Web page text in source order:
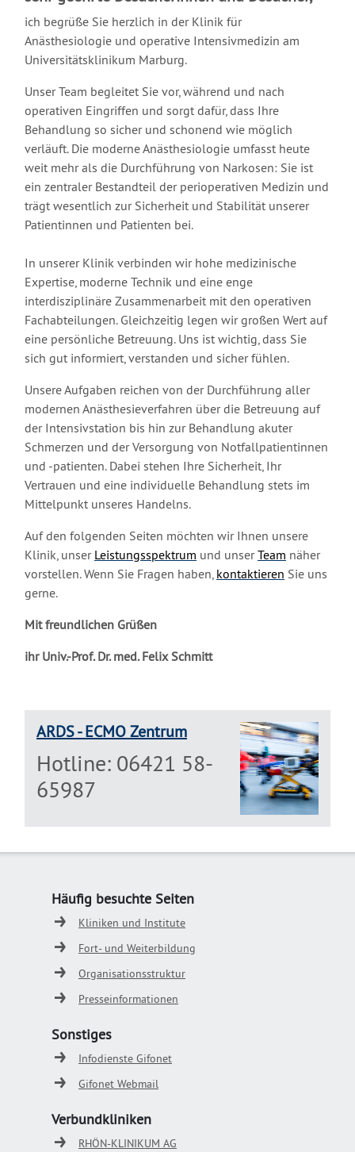
ich begrüße Sie herzlich in der Klinik für
Anästhesiologie und operative Intensivmedizin am
Universitätsklinikum Marburg.
Unser Team begleitet Sie vor, während und nach
operativen Eingriffen und sorgt dafür, dass Ihre
Behandlung so sicher und schonend wie möglich
verläuft. Die moderne Anästhesiologie umfasst heute
weit mehr als die Durchführung von Narkosen: Sie ist
ein zentraler Bestandteil der perioperativen Medizin und
trägt wesentlich zur Sicherheit und Stabilität unserer
Patientinnen und Patienten bei.
In unserer Klinik verbinden wir hohe medizinische
Expertise, moderne Technik und eine enge
interdisziplinäre Zusammenarbeit mit den operativen
Fachabteilungen. Gleichzeitig legen wir großen Wert auf
eine persönliche Betreuung. Uns ist wichtig, dass Sie
sich gut informiert, verstanden und sicher fühlen.
Unsere Aufgaben reichen von der Durchführung aller
modernen Anästhesieverfahren über die Betreuung auf
der Intensivstation bis hin zur Behandlung akuter
Schmerzen und der Versorgung von Notfallpatientinnen
und -patienten. Dabei stehen Ihre Sicherheit, Ihr
Vertrauen und eine individuelle Behandlung stets im
Mittelpunkt unseres Handelns.
Auf den folgenden Seiten möchten wir Ihnen unsere
Klinik, unser Leistungsspektrum und unserTeam näher
vorstellen. Wenn Sie Fragen haben, kontaktieren Sie uns
gerne.
Mit freundlichen Grüßen
ihr Univ.-Prof. Dr. med. Felix Schmitt
ARDS - ECMO Zentrum
Hotline: 06421 58-
65987
Häufig besuchte Seiten
Kliniken und Institute
Fort- und Weiterbildung
Organisationsstruktur
Presseinformationen
Sonstiges
Infodienste Gifonet
Gifonet Webmail
Verbundkliniken
RHÖN-KLINIKUM AG